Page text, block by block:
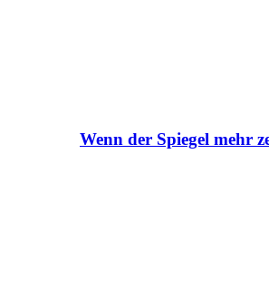
Wenn der Spiegel mehr